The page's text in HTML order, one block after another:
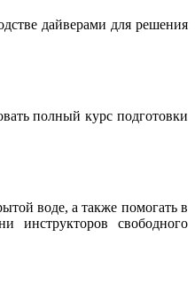
дайверами для решения
полный курс подготовки
воде, а также помогать в
инструкторов свободного